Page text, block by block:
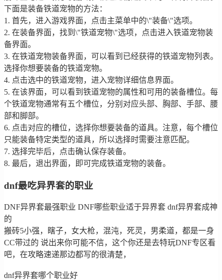
下面是装备铁道宠物的方法：
1. 首先，进入游戏界面，点击主菜单中的\"装备\"选项。
2. 在装备界面，找到\"铁道宠物\"选项，点击进入铁道宠物装
备界面。
3. 在铁道宠物装备界面，可以看到已经获得的铁道宠物列表。
选择你想要装备的铁道宠物。
4. 点击选中的铁道宠物，进入宠物详细信息界面。
5. 在该界面，可以看到铁道宠物的属性和可用的装备槽位。每
个铁道宠物通常有五个槽位，分别对应头部、胸部、手部、腰
部和脚部。
6. 点击对应的槽位，选择你想要装备的道具。注意，每个槽位
只能装备特定类型的道具，所以选择时需要注意匹配。
7. 选择完毕后，点击确认保存装备。
8. 最后，退出界面，即可完成铁道宠物的装备。
dnf最吃异界套的职业
DNF异界套最强职业 DNF哪些职业适于异界套 dnf异界套成神
的
搬砖5小强，瞎子，女大枪，混沌，死灵，男柔道，都是一身
CC带过的 说出来你可能不信，这个你还是去特玩DNF专区看
吧，在攻略速递那边都写的很清楚，
dnf异界套哪个职业好